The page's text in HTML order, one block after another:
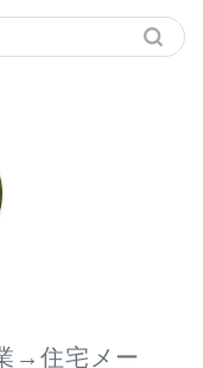
→住宅メー
フィール